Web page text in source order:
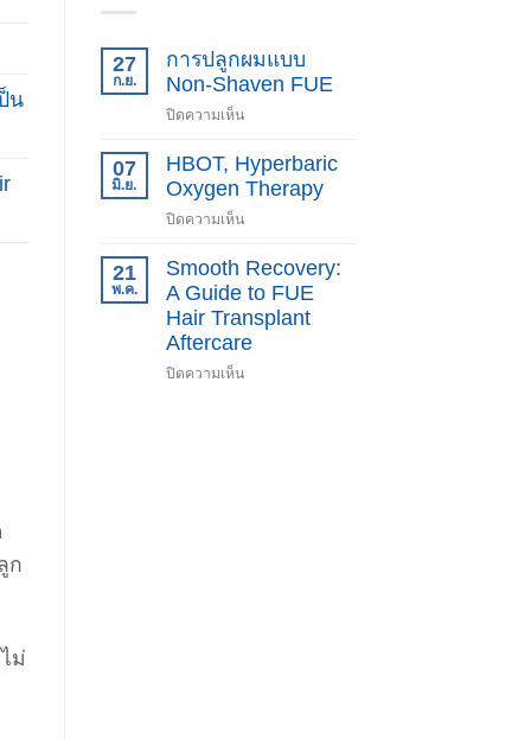
น
ก
ม่
27
ก.ย.
การปลูกผมแบบ
Non-Shaven FUE
ปิดความเห็นบน
ปลูก
ผม
Non-
FUE
07
มิ.ย.
HBOT, Hyperbaric
Oxygen Therapy
ปิดความเห็นบน
Hyperbaric
Oxygen
Therapy
21
พ.ค.
Smooth Recovery:
A Guide to FUE
Hair Transplant
Aftercare
ปิดความเห็นบน